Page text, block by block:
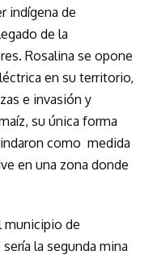
indígena de
de la
Rosalina se opone
en su territorio,
e invasión y
su única forma
como medida
en una zona donde
municipio de
la segunda mina